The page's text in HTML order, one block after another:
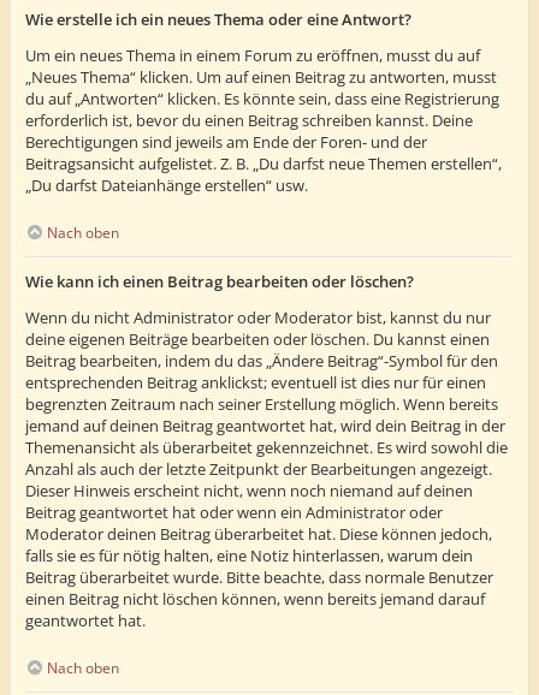
Wie erstelle ich ein neues Thema oder eine Antwort?
Um ein neues Thema in einem Forum zu eröffnen, musst du auf
„Neues Thema“ klicken. Um auf einen Beitrag zu antworten, musst
du auf „Antworten“ klicken. Es könnte sein, dass eine Registrierung
erforderlich ist, bevor du einen Beitrag schreiben kannst. Deine
Berechtigungen sind jeweils am Ende der Foren- und der
Beitragsansicht aufgelistet. Z. B. „Du darfst neue Themen erstellen“,
„Du darfst Dateianhänge erstellen“ usw.
Nach oben
Wie kann ich einen Beitrag bearbeiten oder löschen?
Wenn du nicht Administrator oder Moderator bist, kannst du nur
deine eigenen Beiträge bearbeiten oder löschen. Du kannst einen
Beitrag bearbeiten, indem du das „Ändere Beitrag“-Symbol für den
entsprechenden Beitrag anklickst; eventuell ist dies nur für einen
begrenzten Zeitraum nach seiner Erstellung möglich. Wenn bereits
jemand auf deinen Beitrag geantwortet hat, wird dein Beitrag in der
Themenansicht als überarbeitet gekennzeichnet. Es wird sowohl die
Anzahl als auch der letzte Zeitpunkt der Bearbeitungen angezeigt.
Dieser Hinweis erscheint nicht, wenn noch niemand auf deinen
Beitrag geantwortet hat oder wenn ein Administrator oder
Moderator deinen Beitrag überarbeitet hat. Diese können jedoch,
falls sie es für nötig halten, eine Notiz hinterlassen, warum dein
Beitrag überarbeitet wurde. Bitte beachte, dass normale Benutzer
einen Beitrag nicht löschen können, wenn bereits jemand darauf
geantwortet hat.
Nach oben